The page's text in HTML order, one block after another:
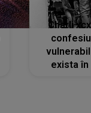
Charli
exista